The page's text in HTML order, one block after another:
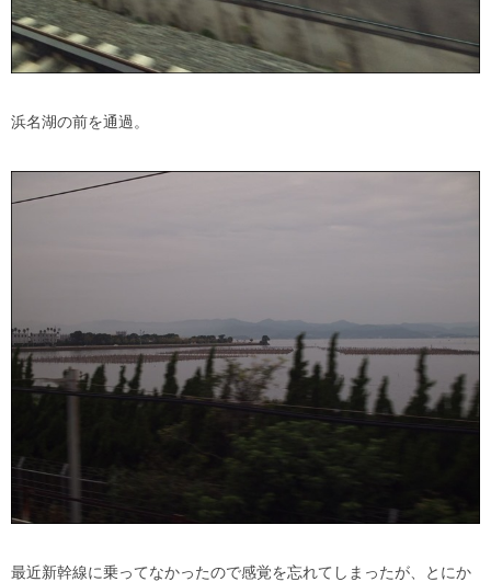
浜名湖の前を通過。
最近新幹線に乗ってなかったので感覚を忘れてしまったが、とにか